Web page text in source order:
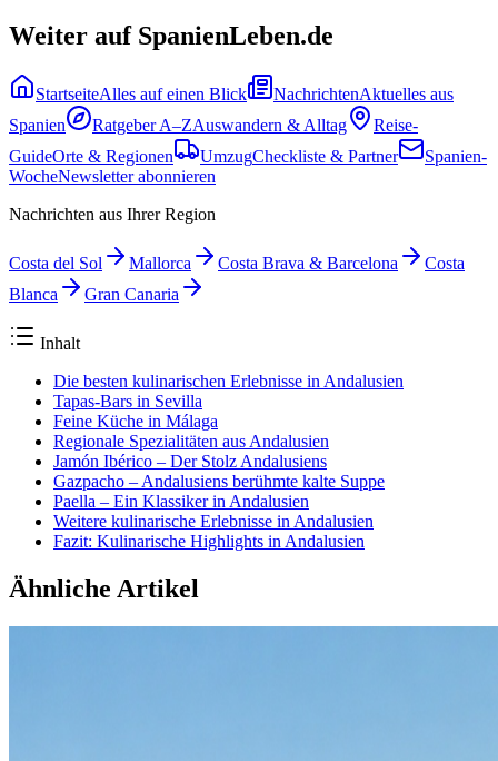
Weiter auf SpanienLeben.de
StartseiteAlles auf einen Blick NachrichtenAktuelles aus
Spanien
Ratgeber A–ZAuswandern & Alltag
Reise-
GuideOrte & Regionen UmzugCheckliste & Partner
Spanien-
WocheNewsletter abonnieren
Nachrichten aus Ihrer Region
Costa del Sol Mallorca Costa Brava & Barcelona
Costa
Blanca
Gran Canaria
Inhalt
Die besten kulinarischen Erlebnisse in Andalusien
Tapas-Bars in Sevilla
Feine Küche in Málaga
Regionale Spezialitäten aus Andalusien
Jamón Ibérico – Der Stolz Andalusiens
Gazpacho – Andalusiens berühmte kalte Suppe
Paella – Ein Klassiker in Andalusien
Weitere kulinarische Erlebnisse in Andalusien
Fazit: Kulinarische Highlights in Andalusien
Ähnliche Artikel